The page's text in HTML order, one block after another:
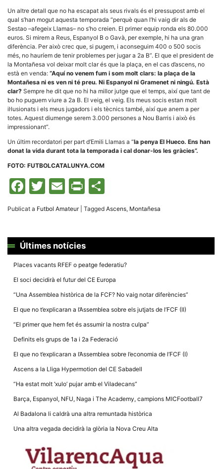
Un altre detall que no ha escapat als seus rivals és el pressupost amb el
qual s’han mogut aquesta temporada “perquè quan l’hi vaig dir als de
Sestao –afegeix Llamas– no s’ho creien. El primer equip ronda els 80.000
euros. Si mirem a Reus, Espanyol B o Gavà, per exemple, hi ha una gran
diferència. Per això crec que, si pugem, i aconseguim 400 o 500 socis
més, no hauríem de tenir problemes per jugar a 2a B”. El que el president de
la Montañesa vol deixar molt clar és que la plaça, en el cas d’ascens, no
està en venda: “Aquí no venem fum i som molt clars: la plaça de la
Montañesa ni es ven ni té preu. Ni Espanyol ni Gramenet ni ningú. Està
clar? Sempre he dit que no hi ha millor jutge que el temps, així que tant de
bo ho puguem viure a 2a B. El veig, el veig. Els meus socis estan molt
il·lusionats i els meus jugadors i els tècnics també, així que anem a per
totes. Aquest diumenge serem 3.000 persones a Nou Barris i això és
impressionant”.
Un últim recordatori per part d’Emili Llamas a “la penya El Hueco. Ens han
donat la vida durant tota la temporada i cal donar-los les gràcies”.
FOTO: FUTBOLCATALUNYA.COM
Facebook
Twitter
Email
Print
Publicat a Futbol Amateur| Tagged Ascens, Montañesa
Últimes notícies
Places vacants RFEF o peatge federatiu?
El soci decidirà el futur del CE Europa
“Una Assemblea històrica de la FCF? No vaig notar diferències”
El que no t’explicaran a l’Assemblea sobre els jutjats de l’FCF (II)
“El primer que hem fet és assumir la nostra culpa”
Definits els grups de 1a i 2a Federació
El que no t’explicaran a l’Assemblea sobre l’economia de l’FCF (I)
Ascens a la Lliga Hypermotion del CE Sabadell
“Ha estat molt ‘xulo’ pujar amb el Viladecans”
Barça, Espanyol, NFU, Naga i The Academy, campions MICFootball7
Al Badalona li caldrà una altra remuntada històrica
Una altra vegada decidirà la glòria la Nova Creu Alta
Necessàries
Aquestes
cookies no
són
opcionals,
són
necessàries
per al
funcionament
tècnic de la
del lloc web
per a millorar
tècnics del
emmagatzemen
dispositiu que
possible. Si
aquestes
algunes
desapareixeran
els teus
interessos i